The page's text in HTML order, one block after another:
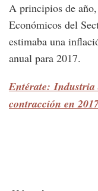
A principios de
Económicos del
estimaba una
anual para 2017.
Entérate: Industria
contracción en